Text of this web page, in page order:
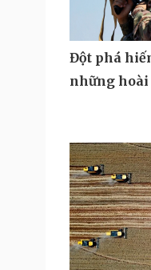
Đột phá
những